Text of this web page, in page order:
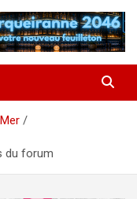
du forum